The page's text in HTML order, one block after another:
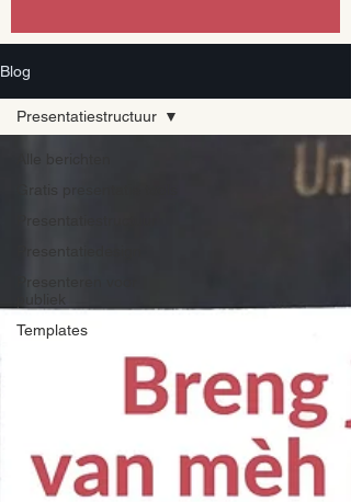
Blog
Alle berichten
Presenteren voor
Templates
Presentatiestructuur